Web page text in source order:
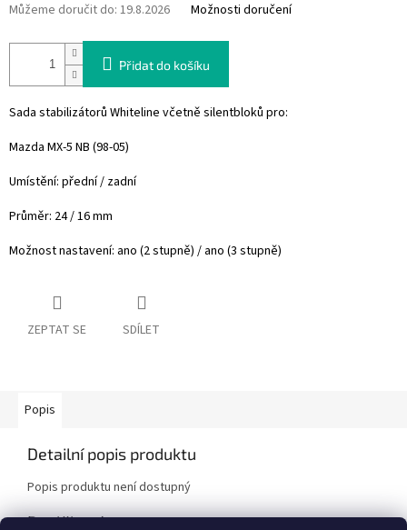
Můžeme doručit do: 19.8.2026 Možnosti doručení
Přidat do košíku
Sada stabilizátorů Whiteline včetně silentbloků pro:
Mazda MX-5 NB (98-05)
Umístění: přední / zadní
Průměr: 24 / 16 mm
Možnost nastavení: ano (2 stupně) / ano (3 stupně)
ZEPTAT SE SDÍLET
Popis
Detailní popis produktu
Popis produktu není dostupný
Doplňkové parametry